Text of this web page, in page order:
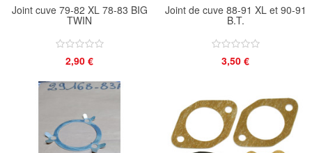
Joint cuve 79-82 XL 78-83 BIG
TWIN
2,90 €
Joint de cuve 88-91 XL et 90-91
B.T.
3,50 €